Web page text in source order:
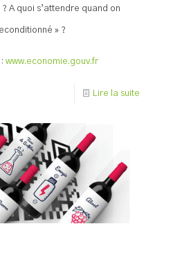
A quoi s’attendre quand on
» ?
www.economie.gouv.fr
Lire la suite